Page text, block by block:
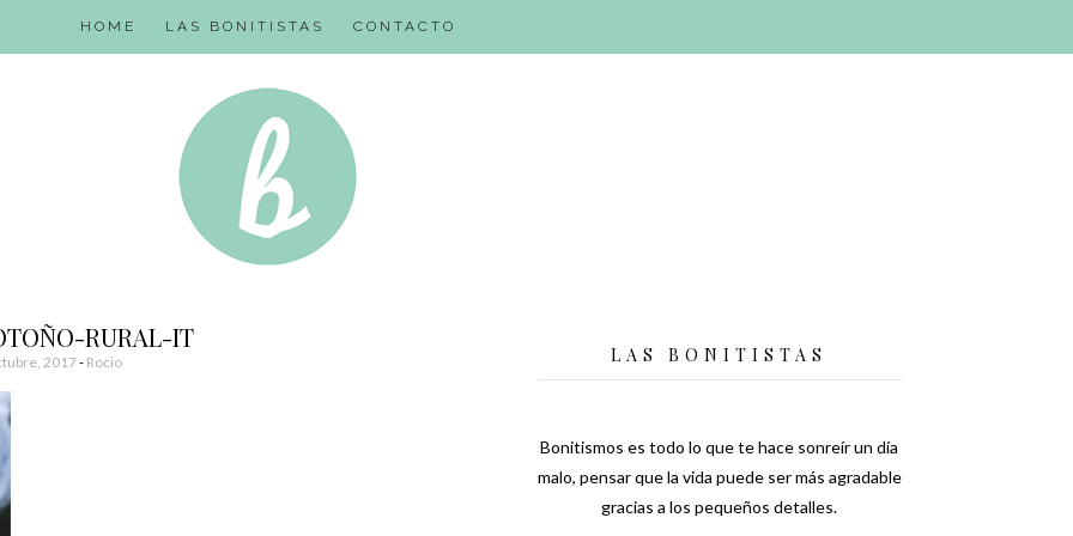
HOME LAS BONITISTAS CONTACTO
RURAL-IT
2017- Rocio LAS BONITISTAS
Bonitismos es todo lo que te hace sonreír un día
malo, pensar que la vida puede ser más agradable
gracias a los pequeños detalles.